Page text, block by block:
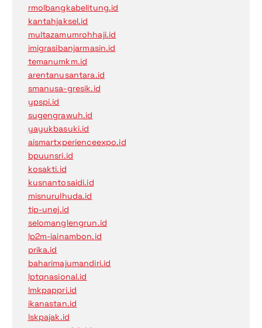
rmolbangkabelitung.id
kantahjaksel.id
multazamumrohhaji.id
imigrasibanjarmasin.id
temanumkm.id
arentanusantara.id
smanusa-gresik.id
ypspi.id
sugengrawuh.id
yayukbasuki.id
aismartxperienceexpo.id
bpuunsri.id
kosakti.id
kusnantosaidi.id
misnurulhuda.id
tip-unej.id
selomanglengrun.id
lp2m-iainambon.id
prika.id
baharimajumandiri.id
lptqnasional.id
lmkpappri.id
ikanastan.id
lskpajak.id